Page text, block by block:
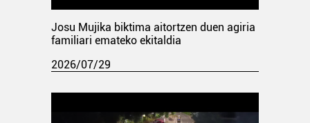
Josu Mujika biktima aitortzen duen agiria
familiari emateko ekitaldia
2026/07/29